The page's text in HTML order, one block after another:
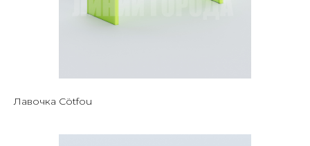
Лавочка Cötfou